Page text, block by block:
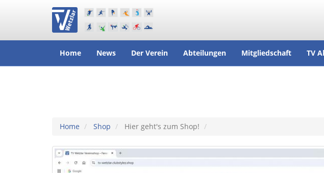
Home News Der Verein Abteilungen Mitgliedschaft TV
Home Shop Hier geht's zum Shop!